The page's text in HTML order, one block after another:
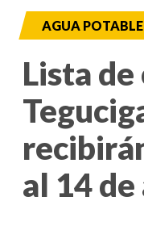
AGUA POTABLE
Lista
al 14